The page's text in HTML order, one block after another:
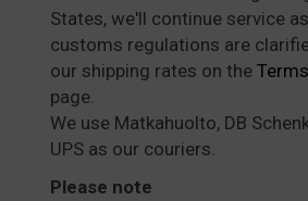
States, we'll continue service
customs regulations are
our shipping rates on the
page.
We use Matkahuolto, DB
UPS as our couriers.
Please note